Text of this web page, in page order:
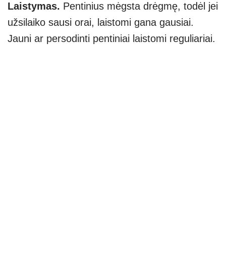
Laistymas. Pentinius mėgsta drėgmę, todėl jei
užsilaiko sausi orai, laistomi gana gausiai.
Jauni ar persodinti pentiniai laistomi reguliariai.